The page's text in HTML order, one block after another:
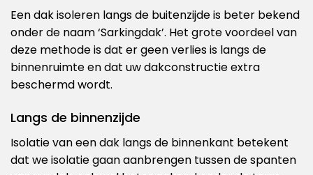
Een dak isoleren langs de buitenzijde is beter bekend
onder de naam ‘Sarkingdak’. Het grote voordeel van
deze methode is dat er geen verlies is langs de
binnenruimte en dat uw dakconstructie extra
beschermd wordt.
Langs de binnenzijde
Isolatie van een dak langs de binnenkant betekent
dat we isolatie gaan aanbrengen tussen de spanten